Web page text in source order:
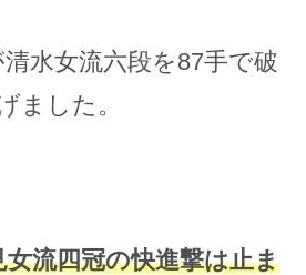
水女流六段を87手で破
ました。
流四冠の快進撃は止ま